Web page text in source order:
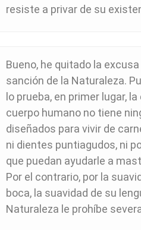
resiste a privar de su
Bueno, he quitado la
sanción de la Naturaleza.
lo prueba, en primer lugar,
cuerpo humano no tiene
diseñados para vivir de
ni dientes puntiagudos, ni
que puedan ayudarle a
Por el contrario, por la
boca, la suavidad de su
Naturaleza le prohíbe